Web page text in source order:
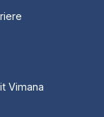
Vimana